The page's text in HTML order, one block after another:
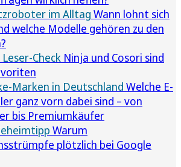
im Alltag Wann lohnt sich
welche Modelle gehören zu den
Check Ninja und Cosori sind
Marken in Deutschland Welche E-
ganz vorn dabei sind – von
bis Premiumkäufer
Warum
plötzlich bei Google